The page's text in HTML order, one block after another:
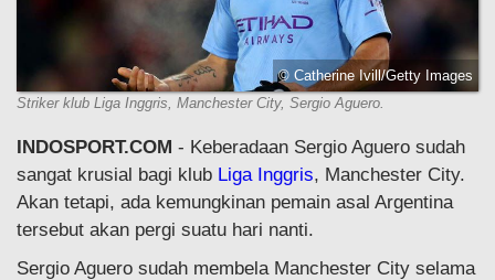
© Catherine Ivill/Getty Images
Striker klub Liga Inggris, Manchester City, Sergio Aguero.
INDOSPORT.COM - Keberadaan Sergio Aguero sudah
sangat krusial bagi klub Liga Inggris, Manchester City.
Akan tetapi, ada kemungkinan pemain asal Argentina
tersebut akan pergi suatu hari nanti.
Sergio Aguero sudah membela Manchester City selama